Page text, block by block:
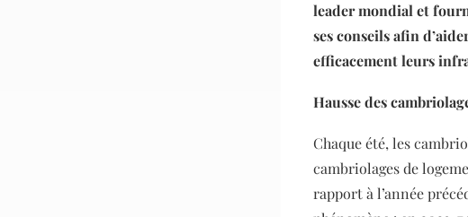
leader mondial et
ses conseils afin
efficacement leurs
Hausse des
Chaque été, les
cambriolages de
rapport à l’année